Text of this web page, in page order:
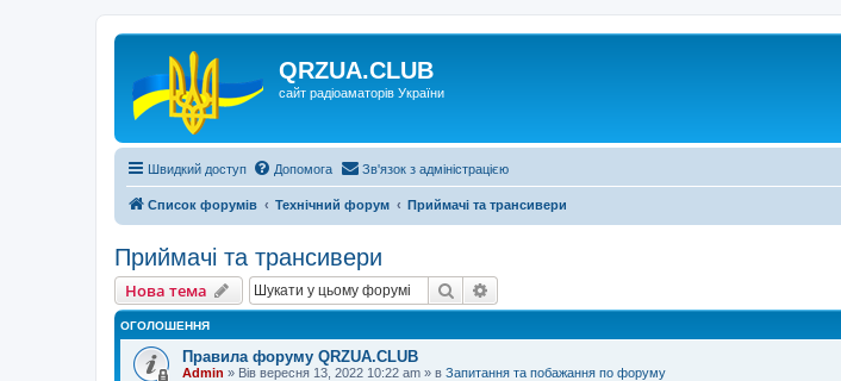
QRZUA.CLUB
сайт радіоаматорів України
Швидкий доступ Допомога Зв'язок з адміністрацією
Список форумів Технічний форум Приймачі та трансивери
Приймачі та трансивери
Нова тема Пошук
ОГОЛОШЕННЯ
Правила форуму QRZUA.CLUB
Admin » Вів вересня 13, 2022 10:22 am » в Запитання та побажання по форуму